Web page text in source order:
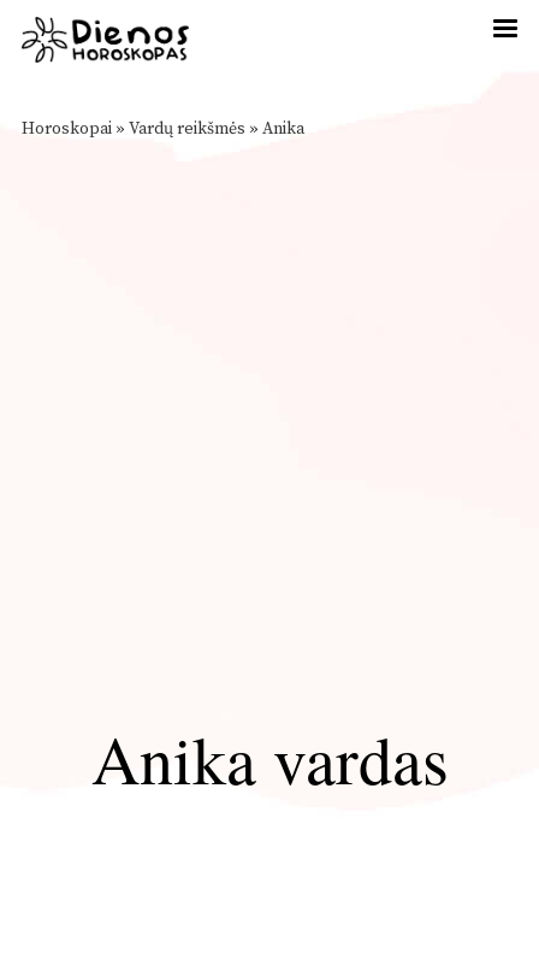
Horoskopai » Vardų reikšmės » Anika
Anika vardas